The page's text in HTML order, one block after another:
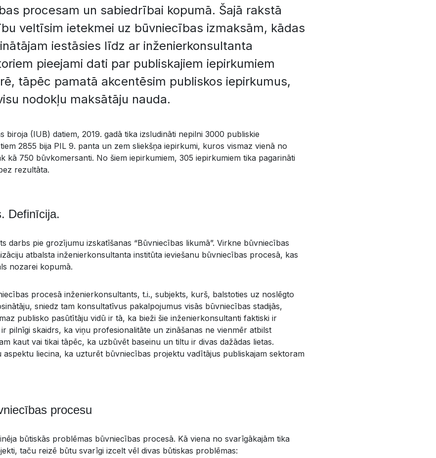
procesam un sabiedrībai kopumā. Šajā rakstā
veltīsim ietekmei uz būvniecības izmaksām, kādas
iestāsies līdz ar inženierkonsultanta
pieejami dati par publiskajiem iepirkumiem
tāpēc pamatā akcentēsim publiskos iepirkumus,
nodokļu maksātāju nauda.
biroja (IUB) datiem, 2019. gadā tika izsludināti nepilni 3000 publiskie
2855 bija PIL 9. panta un zem sliekšņa iepirkumi, kuros vismaz vienā no
kā 750 būvkomersanti. No šiem iepirkumiem, 305 iepirkumiem tika pagarināti
rezultāta.
Definīcija.
darbs pie grozījumu izskatīšanas “Būvniecības likumā”. Virkne būvniecības
atbalsta inženierkonsultanta institūta ieviešanu būvniecības procesā, kas
nozarei kopumā.
procesā inženierkonsultants, t.i., subjekts, kurš, balstoties uz noslēgto
sniedz tam konsultatīvus pakalpojumus visās būvniecības stadijās,
publisko pasūtītāju vidū ir tā, ka bieži šie inženierkonsultanti faktiski ir
pilnīgi skaidrs, ka viņu profesionalitāte un zināšanas ne vienmēr atbilst
kaut vai tikai tāpēc, ka uzbūvēt baseinu un tiltu ir divas dažādas lietas.
aspektu liecina, ka uzturēt būvniecības projektu vadītājus publiskajam sektoram
procesu
būtiskās problēmas būvniecības procesā. Kā viena no svarīgākajām tika
taču reizē būtu svarīgi izcelt vēl divas būtiskas problēmas: